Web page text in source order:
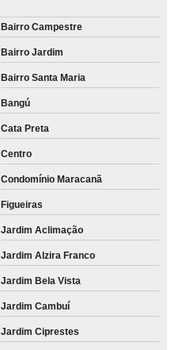
Bairro Campestre
Bairro Jardim
Bairro Santa Maria
Bangú
Cata Preta
Centro
Condomínio Maracanã
Figueiras
Jardim Aclimação
Jardim Alzira Franco
Jardim Bela Vista
Jardim Cambuí
Jardim Ciprestes